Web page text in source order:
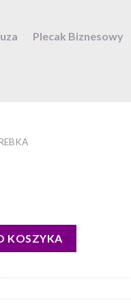
Plecak Biznesowy
KOSZYKA